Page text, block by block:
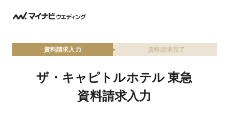
資料請求入力 資料請求完了
ザ・キャピトルホテル 東急
資料請求入力